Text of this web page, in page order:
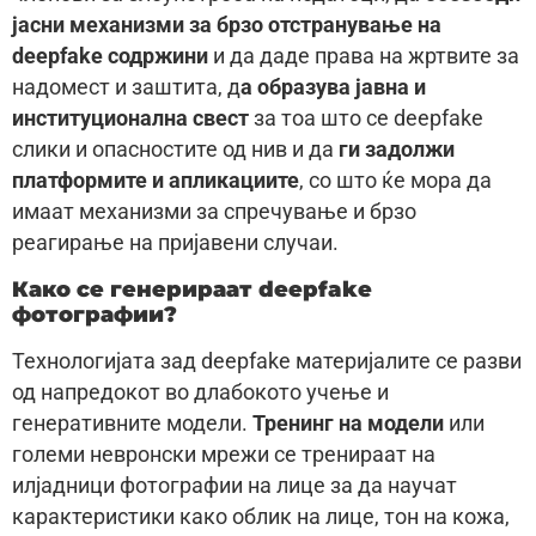
јасни механизми за брзо отстранување на
deepfake содржини и да даде права на жртвите за
надомест и заштита, да образува јавна и
институционална свест за тоа што се deepfake
слики и опасностите од нив и да ги задолжи
платформите и апликациите, со што ќе мора да
имаат механизми за спречување и брзо
реагирање на пријавени случаи.
Како се генерираат deepfake
фотографии?
Технологијата зад deepfake материјалите се разви
од напредокот во длабокото учење и
генеративните модели. Тренинг на модели или
големи невронски мрежи се тренираат на
илјадници фотографии на лице за да научат
карактеристики како облик на лице, тон на кожа,